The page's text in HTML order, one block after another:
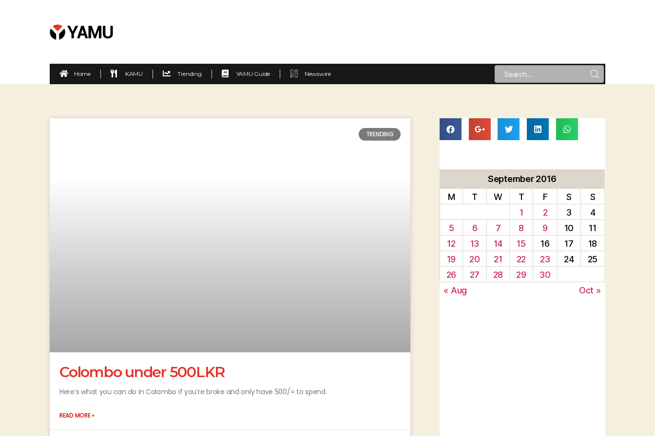
Home KAMU Trending YAMU Guide Newswire
TRENDING
Colombo under 500LKR
Here’s what you can do in Colombo if you’re broke and only have 500/= to spend.
READ MORE »
September 2016
M
T W T F S
S
1
2 3
4
5
6 7 8 9 10
11
12
13 14 15 16 17
18
19
20 21 22 23 24
25
26
27 28 29
30
« Aug
Oct »